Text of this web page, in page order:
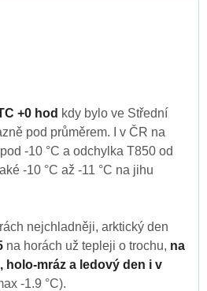
+0 hod kdy bylo ve Střední
pod průměrem. I v ČR na
-10 °C a odchylka T850 od
-10 °C až -11 °C na jihu
nejchladněji, arktický den
na horách už tepleji o trochu, na
holo-mráz a ledový den i v
-1.9 °C).